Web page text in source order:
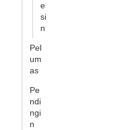
e
si
n
Pel
um
as
Pe
ndi
ngi
n